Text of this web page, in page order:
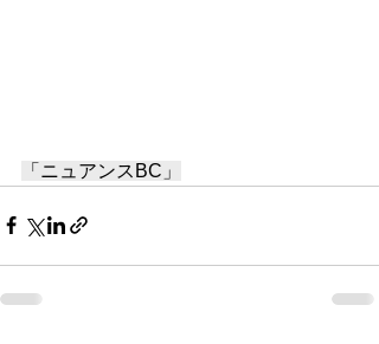
「ニュアンスBC」